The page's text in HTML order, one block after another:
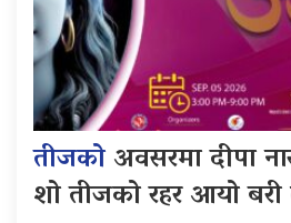
तीजकोअवसरमा दीपा
शो तीजको रहर आयो